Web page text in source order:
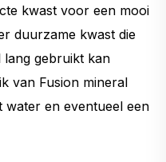
kwast voor een mooi
duurzame kwast die
lang gebruikt kan
van Fusion mineral
water en eventueel een